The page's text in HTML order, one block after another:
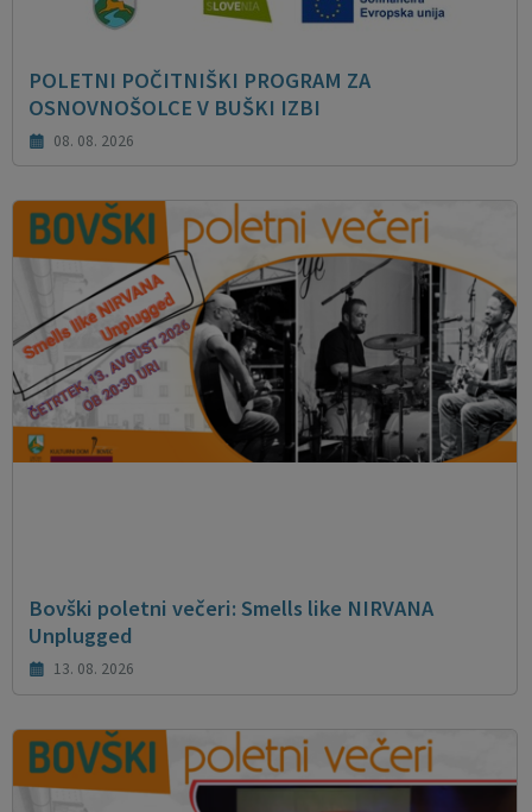
POLETNI POČITNIŠKI PROGRAM ZA
OSNOVNOŠOLCE V BUŠKI IZBI
08. 08. 2026
Bovški poletni večeri: Smells like NIRVANA
Unplugged
13. 08. 2026